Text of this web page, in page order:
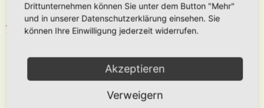
sind, dem Betreiber oder einem Dritten Schaden zuzufügen.
4. GENERAL PUBLIC LICENSE
www.phpbb.com
Informationen werden durch die deutschsprachige Community unter
www.phpbb.dezur Verfügung gestellt. Beide haben keinen Einfluss auf
die Art und Weise, wie die Software verwendet wird. Sie können
insbesondere die Verwendung der Software für bestimmte Zwecke nicht
Drittunternehmen können Sie unter dem Button "Mehr"
und in unserer Datenschutzerklärung einsehen. Sie
können Ihre Einwilligung jederzeit widerrufen.
Akzeptieren
Verweigern